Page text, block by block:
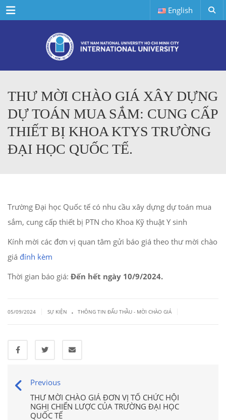
Menu English
THƯ MỜI CHÀO GIÁ XÂY DỰNG
DỰ TOÁN MUA SẮM: CUNG CẤP
THIẾT BỊ KHOA KTYS TRƯỜNG
ĐẠI HỌC QUỐC TẾ.
Trường Đại học Quốc tế có nhu cầu xây dựng dự toán mua
sắm, cung cấp thiết bị PTN cho Khoa Kỹ thuật Y sinh
Kính mời các đơn vị quan tâm gửi báo giá theo thư mời chào
giá đính kèm
Thời gian báo giá: Đến hết ngày 10/9/2024.
05/09/2024 SỰ KIỆN . THÔNG TIN ĐẤU THẦU - MỜI CHÀO GIÁ
Previous
THƯ MỜI CHÀO GIÁ ĐƠN VỊ TỔ CHỨC HỘI
NGHỊ CHIẾN LƯỢC CỦA TRƯỜNG ĐẠI HỌC
QUỐC TẾ